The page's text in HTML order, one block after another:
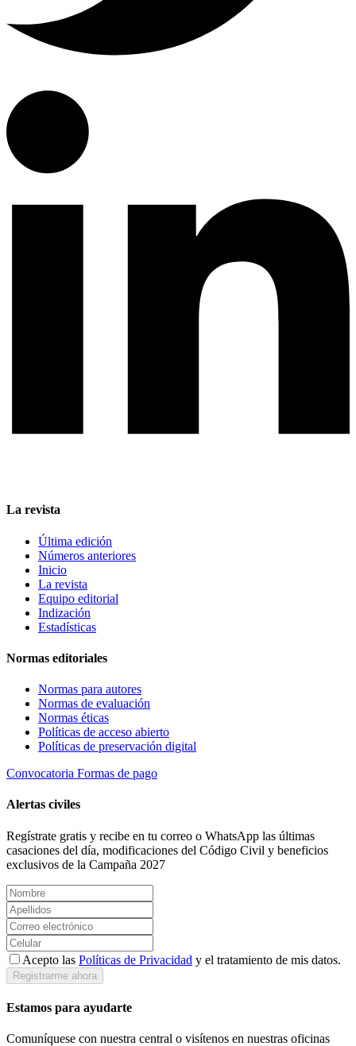
La revista
Última edición
Números anteriores
Inicio
La revista
Equipo editorial
Indización
Estadísticas
Normas editoriales
Normas para autores
Normas de evaluación
Normas éticas
Políticas de acceso abierto
Políticas de preservación digital
Convocatoria Formas de pago
Alertas civiles
Regístrate gratis y recibe en tu correo o WhatsApp las últimas
casaciones del día, modificaciones del Código Civil y beneficios
exclusivos de la Campaña 2027
Acepto las Políticas de Privacidad y el tratamiento de mis datos.
Registrarme ahora
Estamos para ayudarte
Comuníquese con nuestra central o visítenos en nuestras oficinas